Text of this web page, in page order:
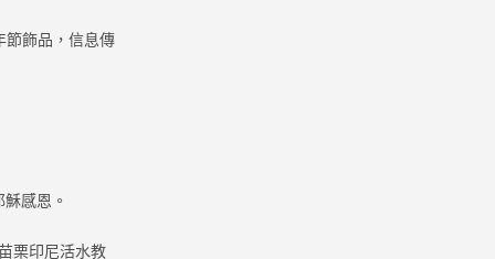
節飾品，信息傳
感恩。
栗印尼活水教